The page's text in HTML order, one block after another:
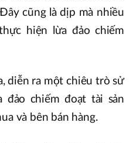
cũng là dịp mà nhiều
hiện lừa đảo chiếm
diễn ra một chiêu trò sử
đảo chiếm đoạt tài sản
và bên bán hàng.